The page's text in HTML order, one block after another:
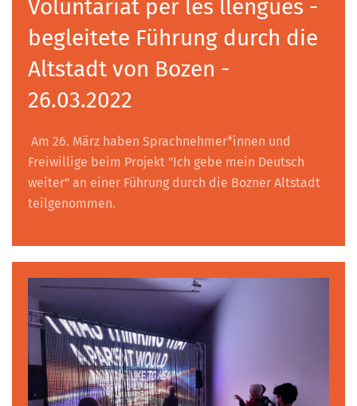
Voluntariat per les llengües -
begleitete Führung durch die
Altstadt von Bozen -
26.03.2022
Am 26. März haben Sprachnehmer*innen und
Freiwillige beim Projekt "Ich gebe mein Deutsch
weiter" an einer Führung durch die Bozner Altstadt
teilgenommen.